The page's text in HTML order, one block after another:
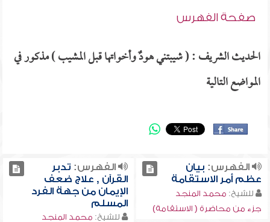
صفحة الفهرس
الحديث الشريف : ( شيبتني هودٌ وأخواتها قبل المشيب ) مذكور في
المواضع التالية
الفهرس: بيان
عظم أمر الاستقامة
للشيخ: محمد المنجد
جزء من محاضرة ( الاستقامة)
الفهرس: تدبر
القرآن , علاج ضعف
الإيمان من جهة الفرد
المسلم
للشيخ: محمد المنجد